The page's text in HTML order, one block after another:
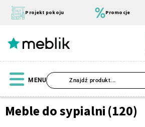
treści
Projekt pokoju Promocje
MENU
Strona
główna
Meble do sypialni (120)